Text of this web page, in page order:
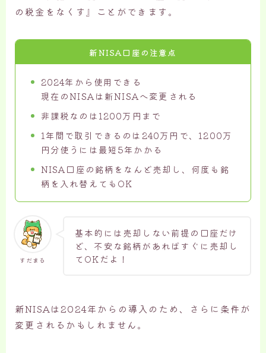
の税金をなくす』ことができます。
新NISA口座の注意点
2024年から使用できる
現在のNISAは新NISAへ変更される
非課税なのは1200万円まで
1年間で取引できるのは240万円で、1200万
円分使うには最短5年かかる
NISA口座の銘柄をなんど売却し、何度も銘
柄を入れ替えてもOK
すだまる
基本的には売却しない前提の口座だけ
ど、不安な銘柄があればすぐに売却し
てOKだよ！
新NISAは2024年からの導入のため、さらに条件が
変更されるかもしれません。